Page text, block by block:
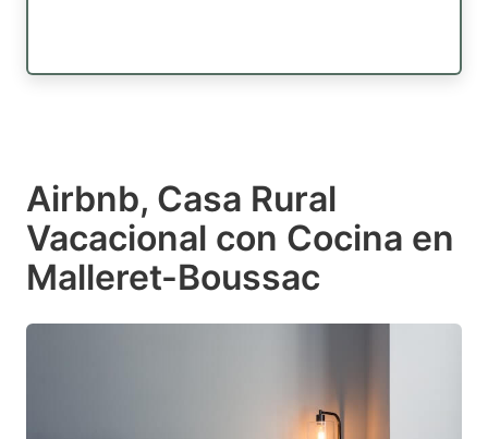
Airbnb, Casa Rural
Vacacional con Cocina en
Malleret-Boussac